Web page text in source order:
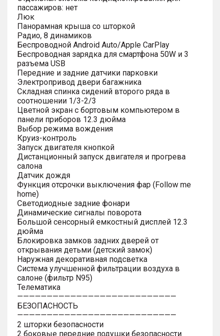
пассажиров: нет
Люк
Панорамная крыша со шторкой
Радио, 8 динамиков
Беспроводной Android Auto/Apple CarPlay
Беспроводная зарядка для смартфона 50W и 3
разъема USB
Передние и задние датчики парковки
Электропривод двери багажника
Складная спинка сидений второго ряда в
соотношении 1/3-2/3
Цветной экран с бортовым компьютером в
панели приборов 12.3 дюйма
Выбор режима вождения
Круиз-контроль
Запуск двигателя кнопкой
Дистанционный запуск двигателя и прогрева
салона
Датчик дождя
Функция отсрочки выключения фар (Follow me
home)
Светодиодные задние фонари
Динамические сигналы поворота
Большой сенсорный емкостный дисплей 12.3
дюйма
Блокировка замков задних дверей от
открывания детьми (детский замок)
Наружная декоративная подсветка
Система улучшенной фильтрации воздуха в
салоне (фильтр N95)
Телематика
———————————————————————————
БЕЗОПАСНОСТЬ
———————————————————————————
2 шторки безопасности
2 боковые передние подушки безопасности